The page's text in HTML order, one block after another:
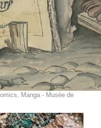
Manga - Musée de